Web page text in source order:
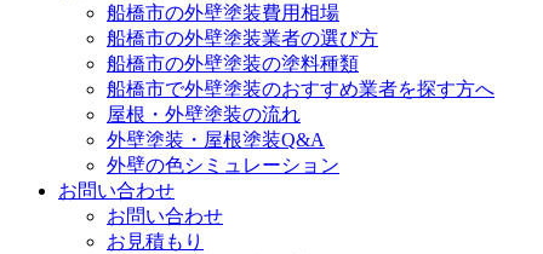
船橋市の外壁塗装費用相場
船橋市の外壁塗装業者の選び方
船橋市の外壁塗装の塗料種類
船橋市で外壁塗装のおすすめ業者を探す方へ
屋根・外壁塗装の流れ
外壁塗装・屋根塗装Q&A
外壁の色シミュレーション
お問い合わせ
お問い合わせ
お見積もり